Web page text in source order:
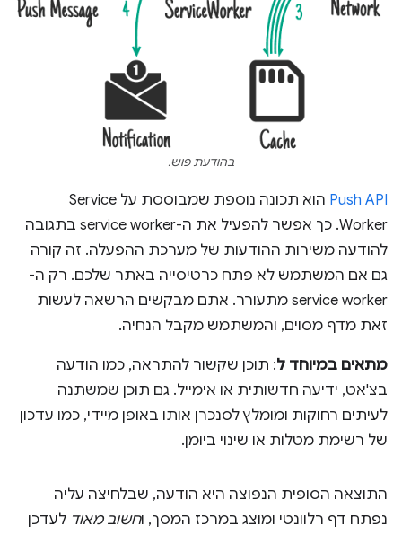
בהודעת פוש.
Push API
הוא תכונה נוספת שמבוססת על Service
Worker. כך אפשר להפעיל את ה-service worker בתגובה
להודעה משירות ההודעות של מערכת ההפעלה. זה קורה
גם אם המשתמש לא פתח כרטיסייה באתר שלכם. רק ה-
service worker מתעורר. אתם מבקשים הרשאה לעשות
זאת מדף מסוים, והמשתמש מקבל הנחיה.
מתאים במיוחד ל: תוכן שקשור להתראה, כמו הודעה
בצ'אט, ידיעה חדשותית או אימייל. גם תוכן שמשתנה
לעיתים רחוקות ומומלץ לסנכרן אותו באופן מיידי, כמו עדכון
של רשימת מטלות או שינוי ביומן.
התוצאה הסופית הנפוצה היא הודעה, שבלחיצה עליה
נפתח דף רלוונטי ומוצג במרכז המסך, וחשוב מאוד לעדכן